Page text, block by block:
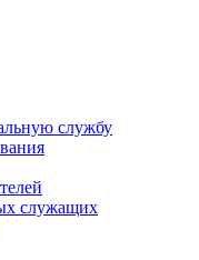
службу
служащих